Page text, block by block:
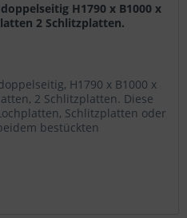
H1790 x B1000 x
2 Schlitzplatten.
H1790 x B1000 x
2 Schlitzplatten. Diese
Schlitzplatten oder
bestückten